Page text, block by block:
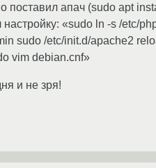
поставил апач (sudo apt
«sudo ln -s /etc/
sudo /etc/init.d/apache2
vim debian.cnf»
и не зря!